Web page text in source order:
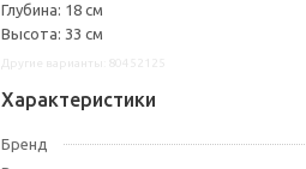
Глубина: 18 см
Высота: 33 см
Характеристики
Бренд